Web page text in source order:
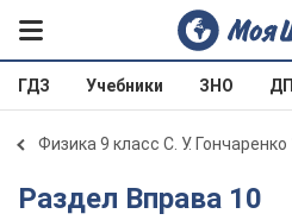
ГДЗ Учебники ЗНО
Физика 9 класс С. У. Гончаренко
Раздел Вправа 10